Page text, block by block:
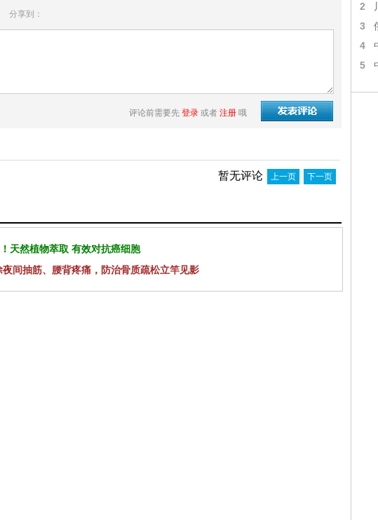
分享到：
评论前需要先 登录 或者 注册 哦
暂无评论 上一页 下一页
天然植物萃取 有效对抗癌细胞
间抽筋、腰背疼痛，防治骨质疏松立竿见影
2
3
4
5